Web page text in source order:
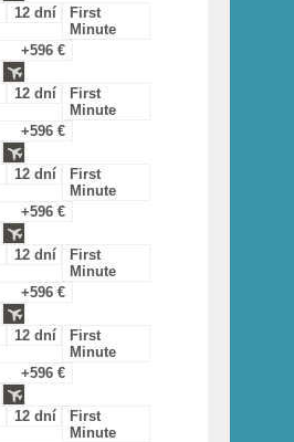
12 dní
First
Minute
+596 €
12 dní
First
Minute
+596 €
12 dní
First
Minute
+596 €
12 dní
First
Minute
+596 €
12 dní
First
Minute
+596 €
12 dní
First
Minute